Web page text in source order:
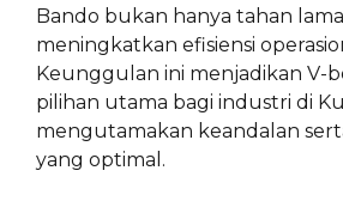
Bando bukan hanya tahan
meningkatkan efisiensi
Keunggulan ini menjadikan V-
pilihan utama bagi industri di
mengutamakan keandalan
yang optimal.